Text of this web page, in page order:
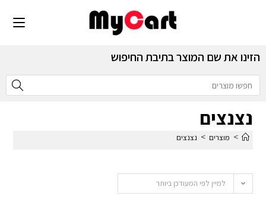
הזינו את שם המוצר בתיבת החיפוש
נצנצים
> מוצרים > נצנצים
למיין לפי המעודכן ביותר